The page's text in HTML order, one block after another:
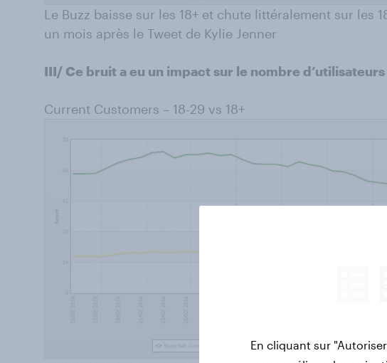
Le Buzz baisse sur les 18+ et chute littéralement sur les
un mois après le Tweet de Kylie Jenner
III/ Ce bruit a eu un impact sur le nombre d’utilisateurs
Current Customers – 18-29 vs 18+
En cliquant sur